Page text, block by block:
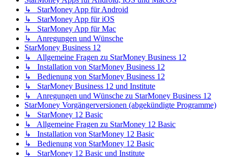
↳ StarMoney App für Android
↳ StarMoney App für iOS
↳ StarMoney App für Mac
↳ Anregungen und Wünsche
StarMoney Business 12
↳ Allgemeine Fragen zu StarMoney Business 12
↳ Installation von StarMoney Business 12
↳ Bedienung von StarMoney Business 12
↳ StarMoney Business 12 und Institute
↳ Anregungen und Wünsche zu StarMoney Business 12
StarMoney Vorgängerversionen (abgekündigte Programme)
↳ StarMoney 12 Basic
↳ Allgemeine Fragen zu StarMoney 12 Basic
↳ Installation von StarMoney 12 Basic
↳ Bedienung von StarMoney 12 Basic
↳ StarMoney 12 Basic und Institute